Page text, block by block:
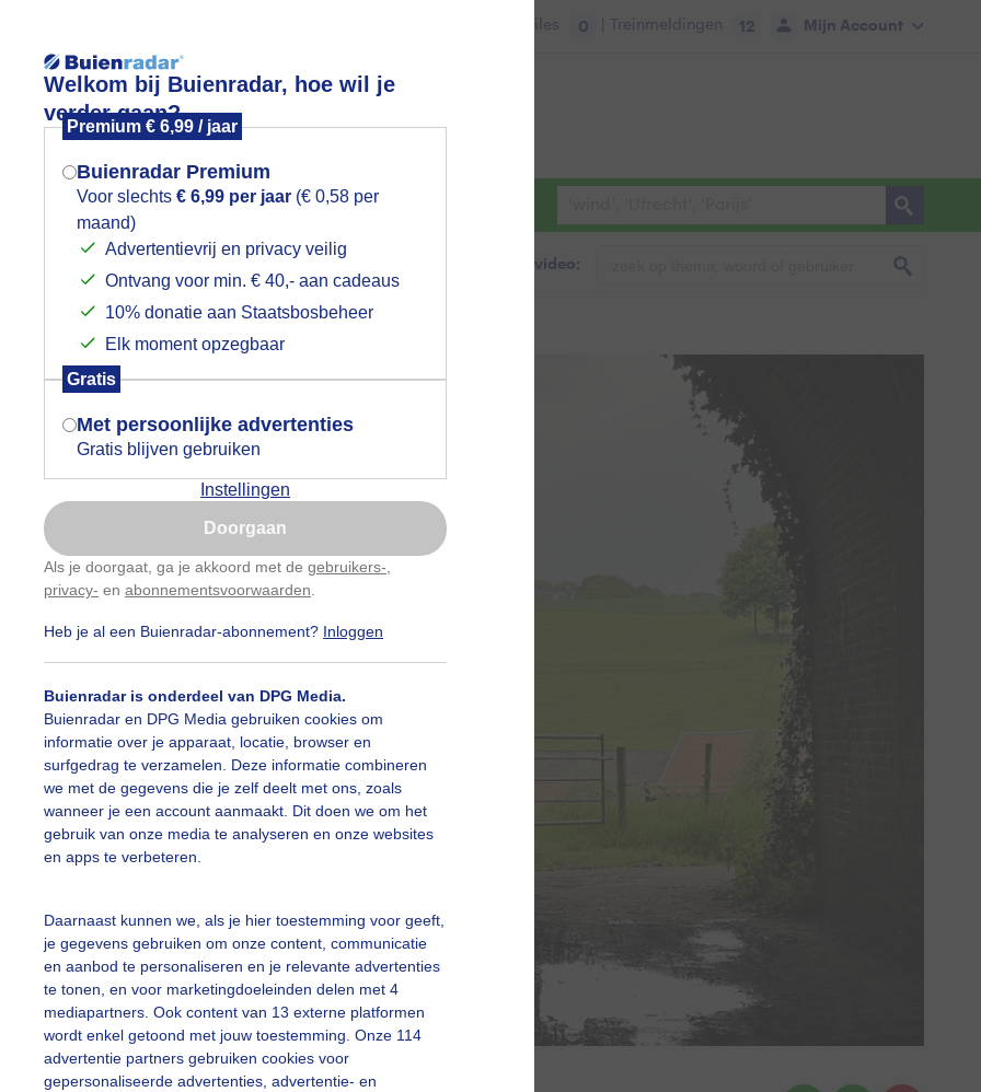
Welkom bij Buienradar, hoe wil je
verder gaan?
Premium € 6,99 / jaar
Buienradar Premium
Voor slechts € 6,99 per jaar (€ 0,58 per
maand)
Advertentievrij en privacy veilig
Ontvang voor min. € 40,- aan cadeaus
10% donatie aan Staatsbosbeheer
Elk moment opzegbaar
Gratis
Met persoonlijke advertenties
Gratis blijven gebruiken
Instellingen
Doorgaan
Als je doorgaat, ga je akkoord met de gebruikers-
privacy- en abonnementsvoorwaarden
Heb je al een Buienradar-abonnement? Inloggen
Buienradar is onderdeel van DPG Media.
Buienradar en DPG Media gebruiken cookies om
informatie over je apparaat, locatie, browser en
surfgedrag te verzamelen. Deze informatie combineren
we met de gegevens die je zelf deelt met ons, zoals
wanneer je een account aanmaakt. Dit doen we om het
gebruik van onze media te analyseren en onze websites
en apps te verbeteren.
Daarnaast kunnen we, als je hier toestemming voor geeft,
je gegevens gebruiken om onze content, communicatie
en aanbod te personaliseren en je relevante advertenties
te tonen, en voor marketingdoeleinden delen met 4
mediapartners. Ook content van 13 externe platformen
wordt enkel getoond met jouw toestemming. Onze 114
advertentie partners gebruiken cookies voor
gepersonaliseerde advertenties, advertentie- en
Mijn Account
Files 0 | Treinmeldingen 12
Foto en video Weerzine
Zoeken in foto & video:
Mogen we je locatie gebruiken voor
het weer?
Indien je hier nog geen akkoord op hebt
gegeven, verschijnt er zo een pop-up uit
je browser waarin deze toestemming
gevraagd wordt.
Is goed, toon de popup
Nu niet, misschien later
Gebruik je Safari en wil je niet elke dag deze pop-up
Klikhierom dit aan te passen